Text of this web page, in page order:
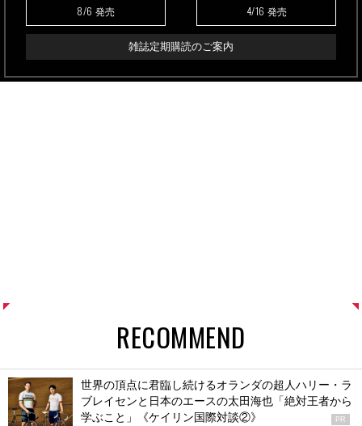
8/6 発売 4/16 発売
雑誌定期購読のご案内
RECOMMEND
世界の頂点に君臨し続けるオランダの超人ハリー・ラ
ブレイセンと日本のエースの太田海也「絶対王者から
学ぶこと」《ケイリン国際対談②》
PR